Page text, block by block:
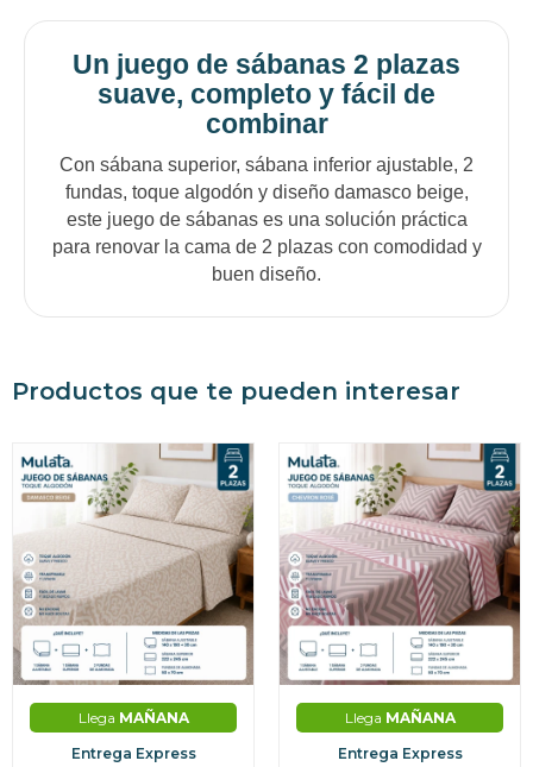
Un juego de sábanas 2 plazas
suave, completo y fácil de
combinar
Con sábana superior, sábana inferior ajustable, 2
fundas, toque algodón y diseño damasco beige,
este juego de sábanas es una solución práctica
para renovar la cama de 2 plazas con comodidad y
buen diseño.
Productos que te pueden interesar
Llega MAÑANA
Entrega Express
Llega MAÑANA
Entrega Express